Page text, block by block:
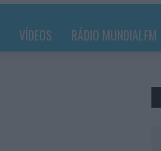
VÍDEOS RÁDIO MUNDIALFM